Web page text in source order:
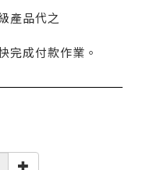
產品代之
完成付款作業。